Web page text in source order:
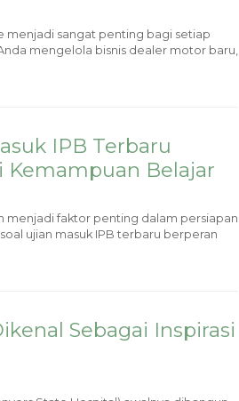
menjadi sangat penting bagi setiap
mengelola bisnis dealer motor baru,
IPB Terbaru
Kemampuan Belajar
menjadi faktor penting dalam persiapan
ujian masuk IPB terbaru berperan
Sebagai Inspirasi